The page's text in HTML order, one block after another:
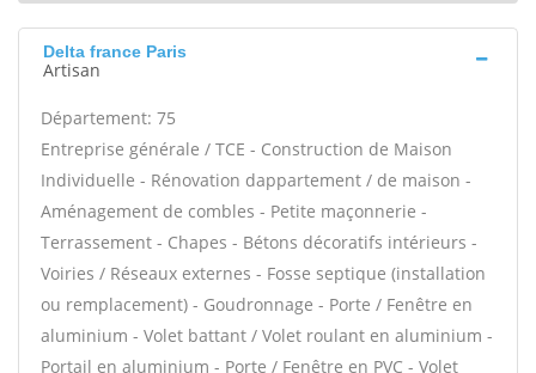
Delta france Paris
Artisan
Département: 75
Entreprise générale / TCE - Construction de Maison
Individuelle - Rénovation dappartement / de maison -
Aménagement de combles - Petite maçonnerie -
Terrassement - Chapes - Bétons décoratifs intérieurs -
Voiries / Réseaux externes - Fosse septique (installation
ou remplacement) - Goudronnage - Porte / Fenêtre en
aluminium - Volet battant / Volet roulant en aluminium -
Portail en aluminium - Porte / Fenêtre en PVC - Volet